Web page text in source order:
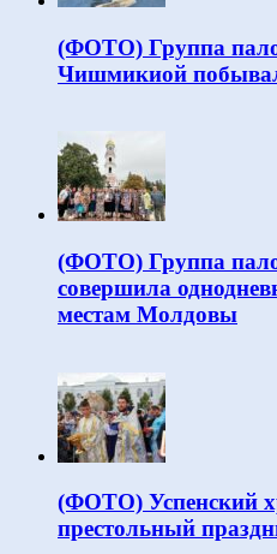
(ФОТО) Группа
Чишмикиой
(ФОТО) Группа
совершила
местам Молдовы
(ФОТО) Успенский
престольный